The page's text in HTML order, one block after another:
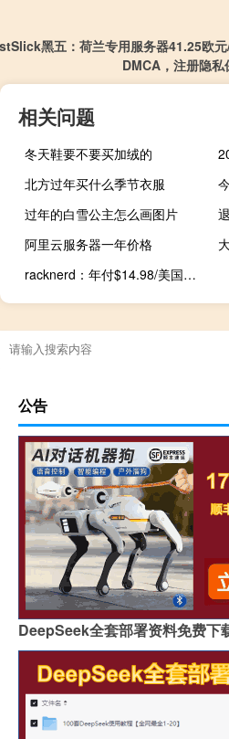
黑五：荷兰专用服务器41.25欧
DMCA，注册隐
相关问题
冬天鞋要不要买加绒的
北方过年买什么季节衣服
过年的白雪公主怎么画图片
阿里云服务器一年价格
racknerd：年付$14.98/美国5大机房可选/1核1.2G内存/1TB月流量
公告
DeepSeek全套部署资料免费下